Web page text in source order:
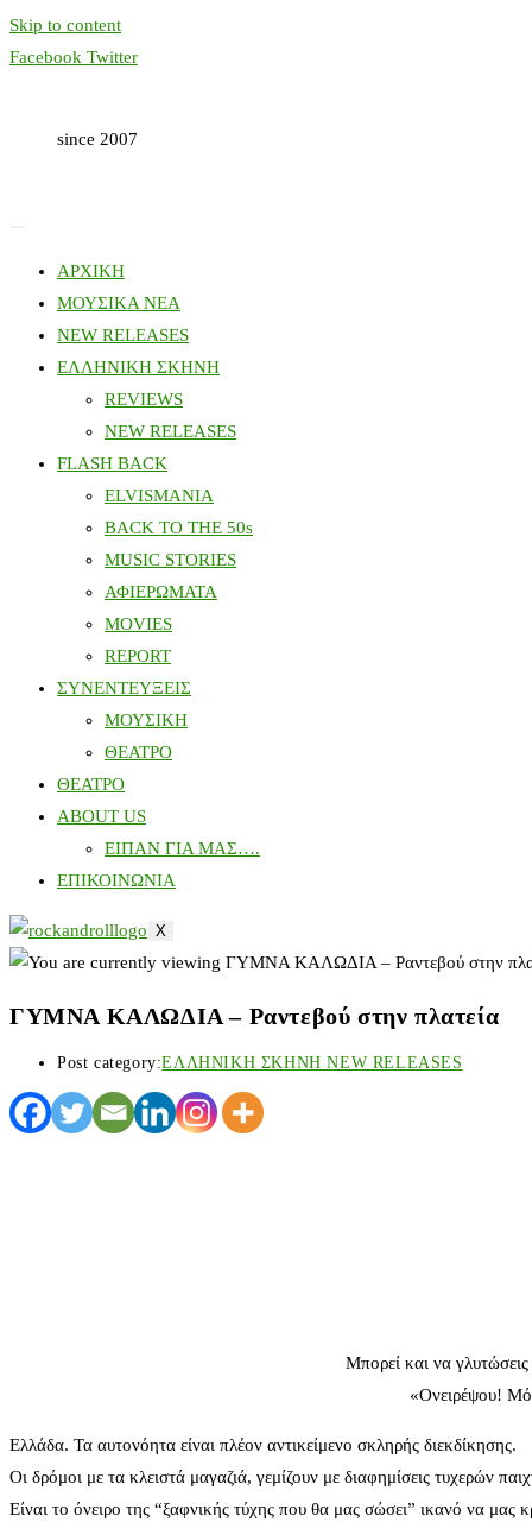
Skip to content
Facebook Twitter
since 2007
ΑΡΧΙΚΗ
ΜΟΥΣΙΚΑ ΝΕΑ
NEW RELEASES
ΕΛΛΗΝΙΚΗ ΣΚΗΝΗ
REVIEWS
NEW RELEASES
FLASH BACK
ELVISMANIA
BACK TO THE 50s
MUSIC STORIES
ΑΦΙΕΡΩΜΑΤΑ
MOVIES
REPORT
ΣΥΝΕΝΤΕΥΞΕΙΣ
ΜΟΥΣΙΚΗ
ΘΕΑΤΡΟ
ΘΕΑΤΡΟ
ABOUT US
ΕΙΠΑΝ ΓΙΑ ΜΑΣ….
ΕΠΙΚΟΙΝΩΝΙΑ
X
ΓΥΜΝΑ ΚΑΛΩΔΙΑ – Ραντεβού στην πλατεία
Post category:ΕΛΛΗΝΙΚΗ ΣΚΗΝΗ NEW RELEASES
Μπορεί και να γλυτώσεις
«Ονειρέψου!
Ελλάδα. Τα αυτονόητα είναι πλέον αντικείμενο σκληρής διεκδίκησης.
Οι δρόμοι με τα κλειστά μαγαζιά, γεμίζουν με διαφημίσεις τυχερών
Είναι το όνειρο της “ξαφνικής τύχης που θα μας σώσει” ικανό να μας